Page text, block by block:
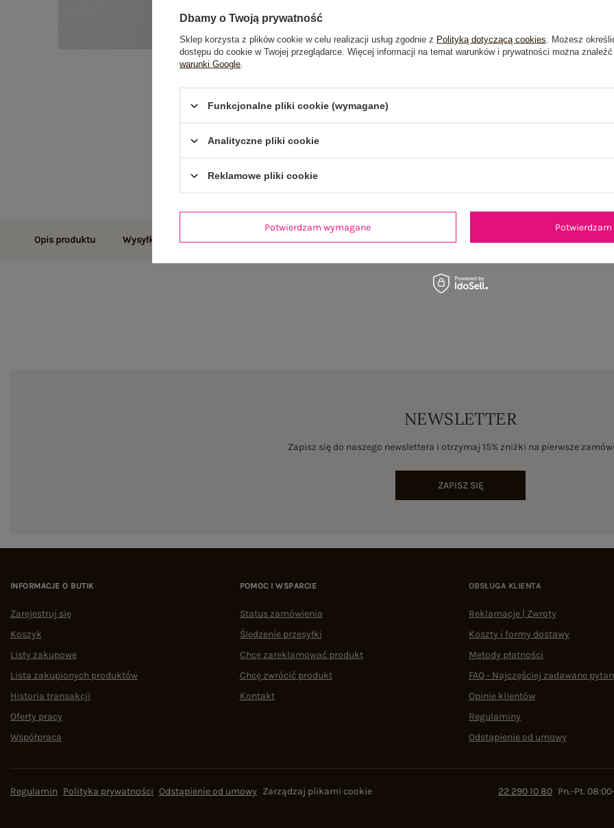
Opis produktu Wysyłka i dostawa Zwroty i reklamacje Opinie o produkcie(0)
NEWSLETTER
Zapisz się do naszego newslettera i otrzymaj 15% zniżki na pierwsze
ZAPISZ SIĘ
INFORMACJE O BUTIK
Zarejestruj się
Koszyk
Listy zakupowe
Lista zakupionych produktów
Historia transakcji
Oferty pracy
Współpraca
POMOC I WSPARCIE
Status zamówienia
Śledzenie przesyłki
Chcę zareklamować produkt
Chcę zwrócić produkt
Kontakt
OBSŁUGA KLIENTA
Reklamacje | Zwroty
Koszty i formy dostawy
Metody płatności
FAQ - Najczęściej zadawane
Opinie klientów
Regulaminy
Odstąpienie od umowy
Regulamin Polityka prywatności Odstąpienie od umowy Zarządzaj plikami cookie 22 290 10 80 Pn.-Pt.
Dbamy o Twoją prywatność
Sklep korzysta z plików cookie w celu realizacji usług zgodnie z Polityką dotyczącą cookies . Możesz
dostępu do cookie w Twojej przeglądarce. Więcej informacji na temat warunków i prywatności można
warunki Google
Funkcjonalne pliki cookie (wymagane)
Analityczne pliki cookie
Reklamowe pliki cookie
Potwierdzam wymagane